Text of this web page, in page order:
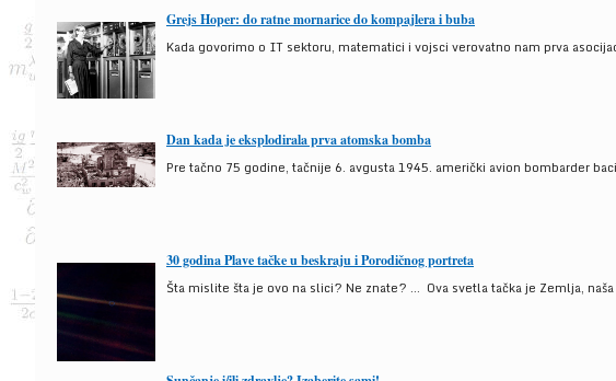
Grejs Hoper: do ratne mornarice do kompajlera i buba
Kada govorimo o IT sektoru, matematici i vojsci verovatno nam prva
Dan kada je eksplodirala prva atomska bomba
Pre tačno 75 godine, tačnije 6. avgusta 1945. američki avion bombarder
30 godina Plave tačke u beskraju i Porodičnog portreta
Šta mislite šta je ovo na slici? Ne znate? … Ova svetla tačka je Zemlja,